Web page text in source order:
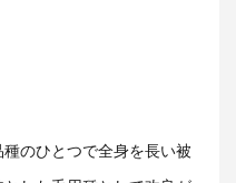
種のひとつで全身を長い被